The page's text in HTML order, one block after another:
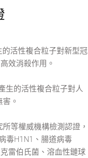
活性複合粒子對新型冠
效消殺作用。
生的活性複合粒子對人
。
等權威機構檢測認證，
毒H1N1、腸道病毒
雷伯氏菌、溶血性鏈球